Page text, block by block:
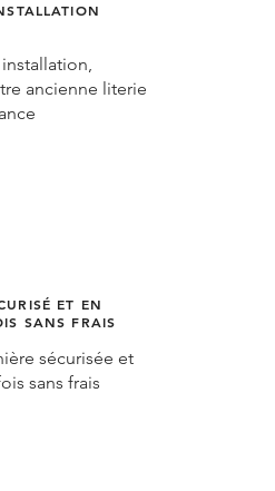
ancienne literie
ET EN
SANS FRAIS
sécurisée et
sans frais